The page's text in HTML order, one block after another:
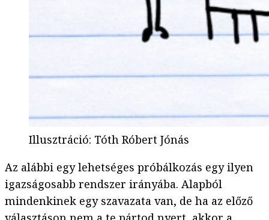
Illusztráció: Tóth Róbert Jónás
Az alábbi egy lehetséges próbálkozás egy ilyen
igazságosabb rendszer irányába. Alapból
mindenkinek egy szavazata van, de ha az előző